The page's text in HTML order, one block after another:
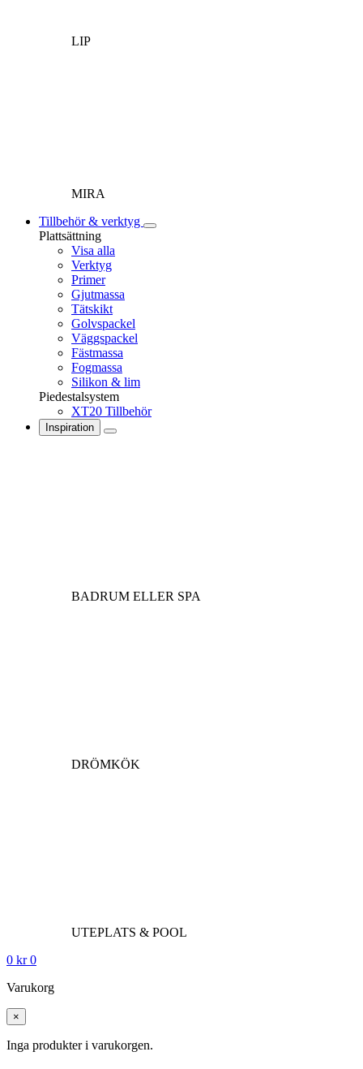
LIP
MIRA
Tillbehör & verktyg
Plattsättning
Visa alla
Verktyg
Primer
Gjutmassa
Tätskikt
Golvspackel
Väggspackel
Fästmassa
Fogmassa
Silikon & lim
Piedestalsystem
XT20 Tillbehör
Inspiration
BADRUM ELLER SPA
DRÖMKÖK
UTEPLATS & POOL
0 kr 0
Varukorg
×
Inga produkter i varukorgen.